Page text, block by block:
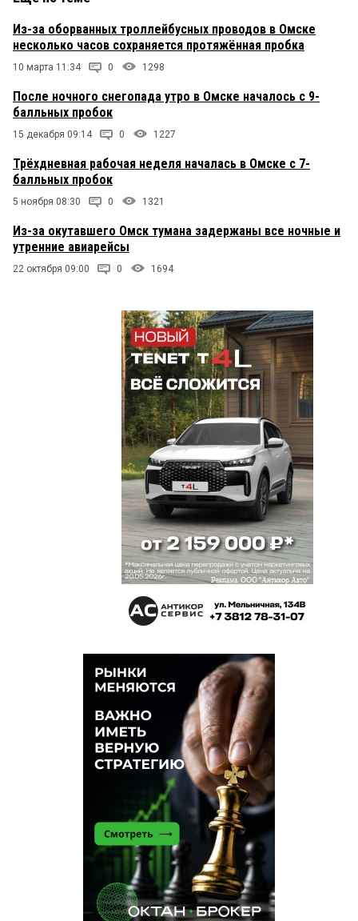
Из-за оборванных троллейбусных проводов в Омске
несколько часов сохраняется протяжённая пробка
10 марта 11:34 0 1298
После ночного снегопада утро в Омске началось с 9-
балльных пробок
15 декабря 09:14 0 1227
Трёхдневная рабочая неделя началась в Омске с 7-
балльных пробок
5 ноября 08:30 0 1321
Из-за окутавшего Омск тумана задержаны все ночные и
утренние авиарейсы
22 октября 09:00 0 1694